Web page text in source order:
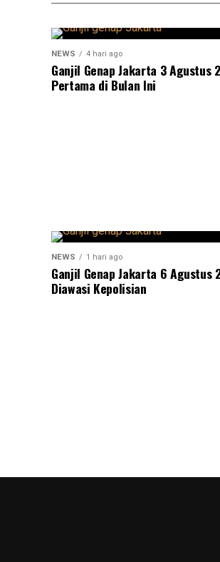
NEWS 4 hari ago
Ganjil Genap Jakarta 3 Agustus
Pertama di Bulan Ini
NEWS 1 hari ago
Ganjil Genap Jakarta 6 Agustus
Diawasi Kepolisian